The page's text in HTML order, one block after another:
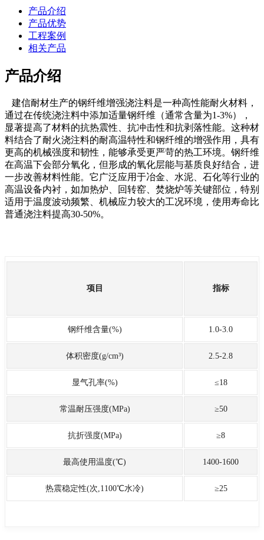
产品介绍
产品优势
工程案例
相关产品
产品介绍
建信耐材生产的钢纤维增强浇注料是一种高性能耐火材料，
通过在传统浇注料中添加适量钢纤维（通常含量为1-3%），
显著提高了材料的抗热震性、抗冲击性和抗剥落性能。这种材
料结合了耐火浇注料的耐高温特性和钢纤维的增强作用，具有
更高的机械强度和韧性，能够承受更严苛的热工环境。钢纤维
在高温下会部分氧化，但形成的氧化层能与基质良好结合，进
一步改善材料性能。它广泛应用于冶金、水泥、石化等行业的
高温设备内衬，如加热炉、回转窑、焚烧炉等关键部位，特别
适用于温度波动频繁、机械应力较大的工况环境，使用寿命比
普通浇注料提高30-50%。
项目 指标
钢纤维含量(%) 1.0-3.0
体积密度(g/cm³) 2.5-2.8
显气孔率(%) ≤18
常温耐压强度(MPa) ≥50
抗折强度(MPa) ≥8
最高使用温度(℃) 1400-1600
热震稳定性(次,1100℃水冷) ≥25